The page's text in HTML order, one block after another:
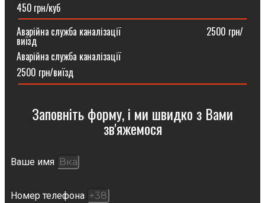
450 грн/куб
Аварійна служба каналізації ⠀⠀⠀⠀⠀⠀⠀⠀⠀⠀⠀⠀2500 грн/
виїзд
Аварійна служба каналізації
2500 грн/виїзд
Заповніть форму, і ми швидко з Вами
зв'яжемося
Ваше имя
Номер телефона